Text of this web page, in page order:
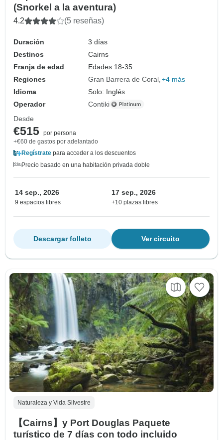
(Snorkel a la aventura)
4.2 (5 reseñas)
Duración
3 días
Destinos
Cairns
Franja de edad
Edades 18-35
Regiones
Gran Barrera de Coral +4 más
Idioma
Solo: Inglés
Operador
Contiki
Desde
€515 por persona
+€60 de gastos por adelantado
Regístrate para acceder a los descuentos
Precio basado en una habitación privada doble
14 sep., 2026
9 espacios libres
17 sep., 2026
+10 plazas libres
Ver circuito
Descargar folleto
Naturaleza y Vida Silvestre
【Cairns】y Port Douglas Paquete
turístico de 7 días con todo incluido